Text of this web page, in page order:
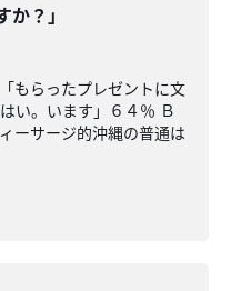
か？」
もらったプレゼントに文
い。います」６４％ Ｂ
ーサージ的沖縄の普通は